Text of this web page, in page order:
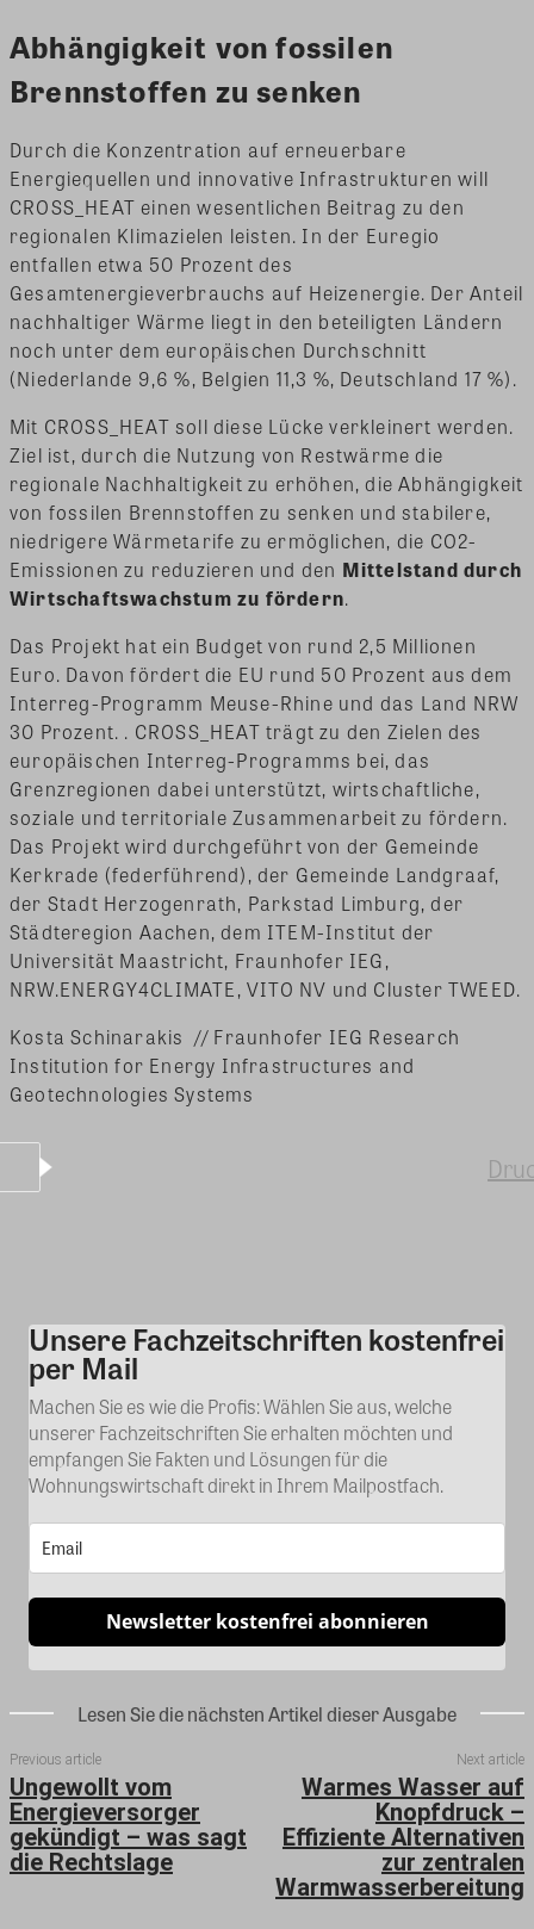
Abhängigkeit von fossilen
Brennstoffen zu senken
Durch die Konzentration auf erneuerbare
Energiequellen und innovative Infrastrukturen will
CROSS_HEAT einen wesentlichen Beitrag zu den
regionalen Klimazielen leisten. In der Euregio
entfallen etwa 50 Prozent des
Gesamtenergieverbrauchs auf Heizenergie. Der Anteil
nachhaltiger Wärme liegt in den beteiligten Ländern
noch unter dem europäischen Durchschnitt
(Niederlande 9,6 %, Belgien 11,3 %, Deutschland 17 %).
Mit CROSS_HEAT soll diese Lücke verkleinert werden.
Ziel ist, durch die Nutzung von Restwärme die
regionale Nachhaltigkeit zu erhöhen, die Abhängigkeit
von fossilen Brennstoffen zu senken und stabilere,
niedrigere Wärmetarife zu ermöglichen, die CO2-
Emissionen zu reduzieren und den Mittelstand durch
Wirtschaftswachstum zu fördern.
Das Projekt hat ein Budget von rund 2,5 Millionen
Euro. Davon fördert die EU rund 50 Prozent aus dem
Interreg-Programm Meuse-Rhine und das Land NRW
30 Prozent. . CROSS_HEAT trägt zu den Zielen des
europäischen Interreg-Programms bei, das
Grenzregionen dabei unterstützt, wirtschaftliche,
soziale und territoriale Zusammenarbeit zu fördern.
Das Projekt wird durchgeführt von der Gemeinde
Kerkrade (federführend), der Gemeinde Landgraaf,
der Stadt Herzogenrath, Parkstad Limburg, der
Städteregion Aachen, dem ITEM-Institut der
Universität Maastricht, Fraunhofer IEG,
NRW.ENERGY4CLIMATE, VITO NV und Cluster TWEED.
Kosta Schinarakis // Fraunhofer IEG Research
Institution for Energy Infrastructures and
Geotechnologies Systems
Kommentar
Unsere Fachzeitschriften kostenfrei
per Mail
Machen Sie es wie die Profis: Wählen Sie aus, welche
unserer Fachzeitschriften Sie erhalten möchten und
empfangen Sie Fakten und Lösungen für die
Wohnungswirtschaft direkt in Ihrem Mailpostfach.
Newsletter kostenfrei abonnieren
Lesen Sie die nächsten Artikel dieser Ausgabe
Previous article
Ungewollt vom
Energieversorger
gekündigt – was sagt
die Rechtslage
Next article
Warmes Wasser auf
Knopfdruck –
Effiziente Alternativen
zur zentralen
Warmwasserbereitung